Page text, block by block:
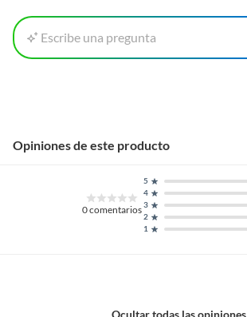
Escribe una pregunta
Opiniones de este producto
0comentarios
1
2
3
4
5
Ocultar todas las opiniones